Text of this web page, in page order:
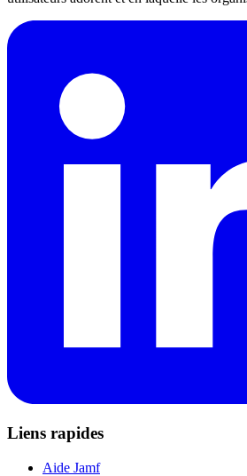
Liens rapides
Aide Jamf